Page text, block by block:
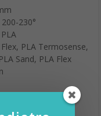
230°
PLA Termosense,
Sand, PLA Flex
2560 con